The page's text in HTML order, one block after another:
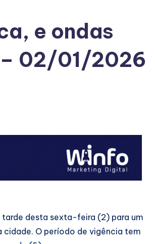
e ondas
– 02/01/2026
tarde desta sexta-feira (2) para um
cidade. O período de vigência tem